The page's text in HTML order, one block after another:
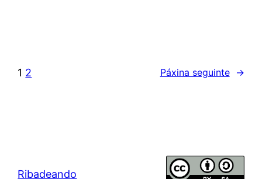
1 2 Páxina seguinte →
Ribadeando